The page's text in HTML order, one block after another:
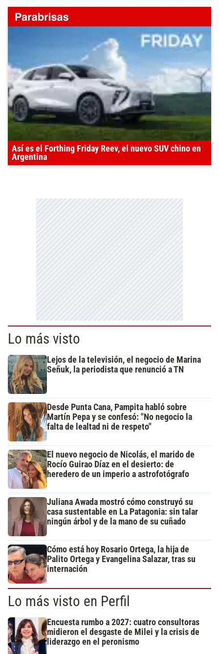
Así es el Forthing Friday Reev, el nuevo SUV chino en
Argentina
Lo más visto
Lejos de la televisión, el negocio de Marina
Señuk, la periodista que renunció a TN
Desde Punta Cana, Pampita habló sobre
Martín Pepa y se confesó: "No negocio la
falta de lealtad ni de respeto"
El nuevo negocio de Nicolás, el marido de
Rocío Guirao Díaz en el desierto: de
heredero de un imperio a astrofotógrafo
Juliana Awada mostró cómo construyó su
casa sustentable en La Patagonia: sin talar
ningún árbol y de la mano de su cuñado
Cómo está hoy Rosario Ortega, la hija de
Palito Ortega y Evangelina Salazar, tras su
internación
Lo más visto en Perfil
Encuesta rumbo a 2027: cuatro consultoras
midieron el desgaste de Milei y la crisis de
liderazgo en el peronismo